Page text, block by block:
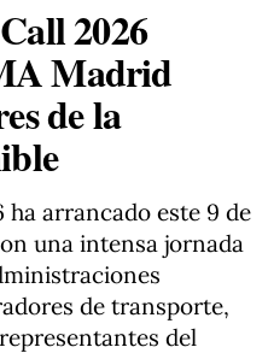
2026
Madrid
de la
arrancado este 9 de
una intensa jornada
de transporte,
del